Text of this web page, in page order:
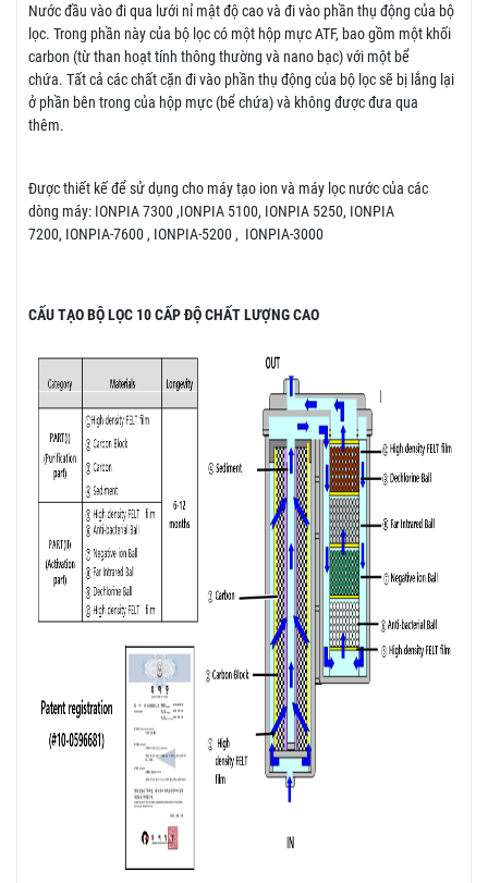
Nước đầu vào đi qua lưới nỉ mật độ cao và đi vào phần thụ động của bộ
lọc. Trong phần này của bộ lọc có một hộp mực ATF, bao gồm một khối
carbon (từ than hoạt tính thông thường và nano bạc) với một bể
chứa. Tất cả các chất cặn đi vào phần thụ động của bộ lọc sẽ bị lắng lại
ở phần bên trong của hộp mực (bể chứa) và không được đưa qua
thêm.
Được thiết kế để sử dụng cho máy tạo ion và máy lọc nước của các
dòng máy: IONPIA 7300 ,IONPIA 5100, IONPIA 5250, IONPIA
7200, IONPIA-7600 , IONPIA-5200 , IONPIA-3000
CẤU TẠO BỘ LỌC 10 CẤP ĐỘ CHẤT LƯỢNG CAO